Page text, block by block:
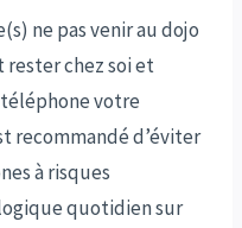
ne pas venir au dojo
rester chez soi et
votre
recommandé d’éviter
à risques
quotidien sur